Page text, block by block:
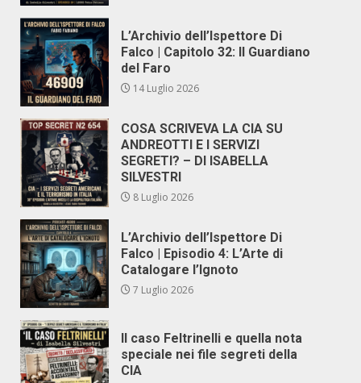
L’Archivio dell’Ispettore Di
Falco | Capitolo 32: Il Guardiano
del Faro
14 Luglio 2026
COSA SCRIVEVA LA CIA SU
ANDREOTTI E I SERVIZI
SEGRETI? – DI ISABELLA
SILVESTRI
8 Luglio 2026
L’Archivio dell’Ispettore Di
Falco | Episodio 4: L’Arte di
Catalogare l’Ignoto
7 Luglio 2026
Il caso Feltrinelli e quella nota
speciale nei file segreti della
CIA